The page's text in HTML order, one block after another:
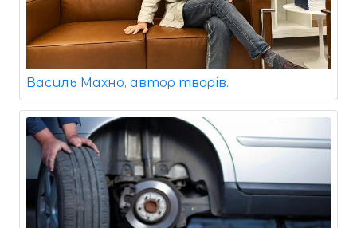
Василь Махно, автор творів.